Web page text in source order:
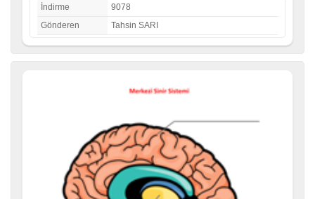
İndirme
9078
Gönderen
Tahsin SARI